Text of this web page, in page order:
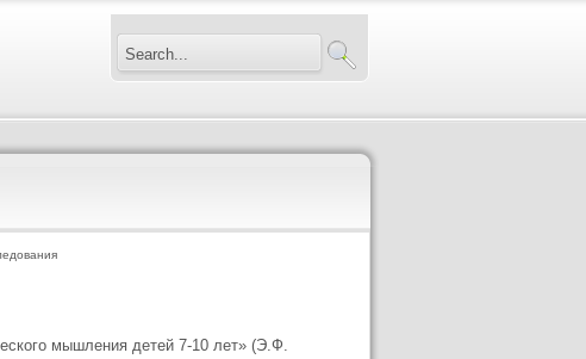
мышления детей 7-10 лет» (Э.Ф.